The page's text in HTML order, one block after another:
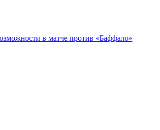
в матче против «Баффало»